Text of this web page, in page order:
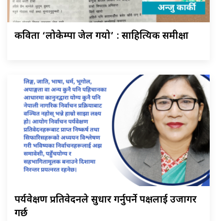
कविता ‘लोकेम्पा जेल गयो’ : साहित्यिक समीक्षा
पर्यवेक्षण प्रतिवेदनले सुधार गर्नुपर्ने पक्षलाई उजागर
गर्छ